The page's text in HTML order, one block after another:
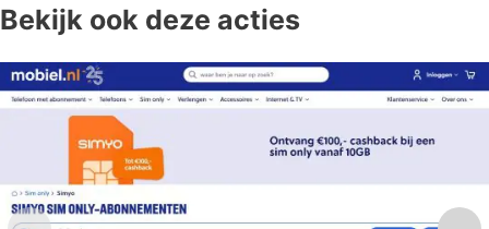
Bekijk ook deze acties